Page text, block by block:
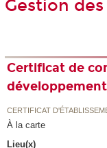
Gestion
Certificat de
développement
CERTIFICAT
À la carte
Lieu(x)